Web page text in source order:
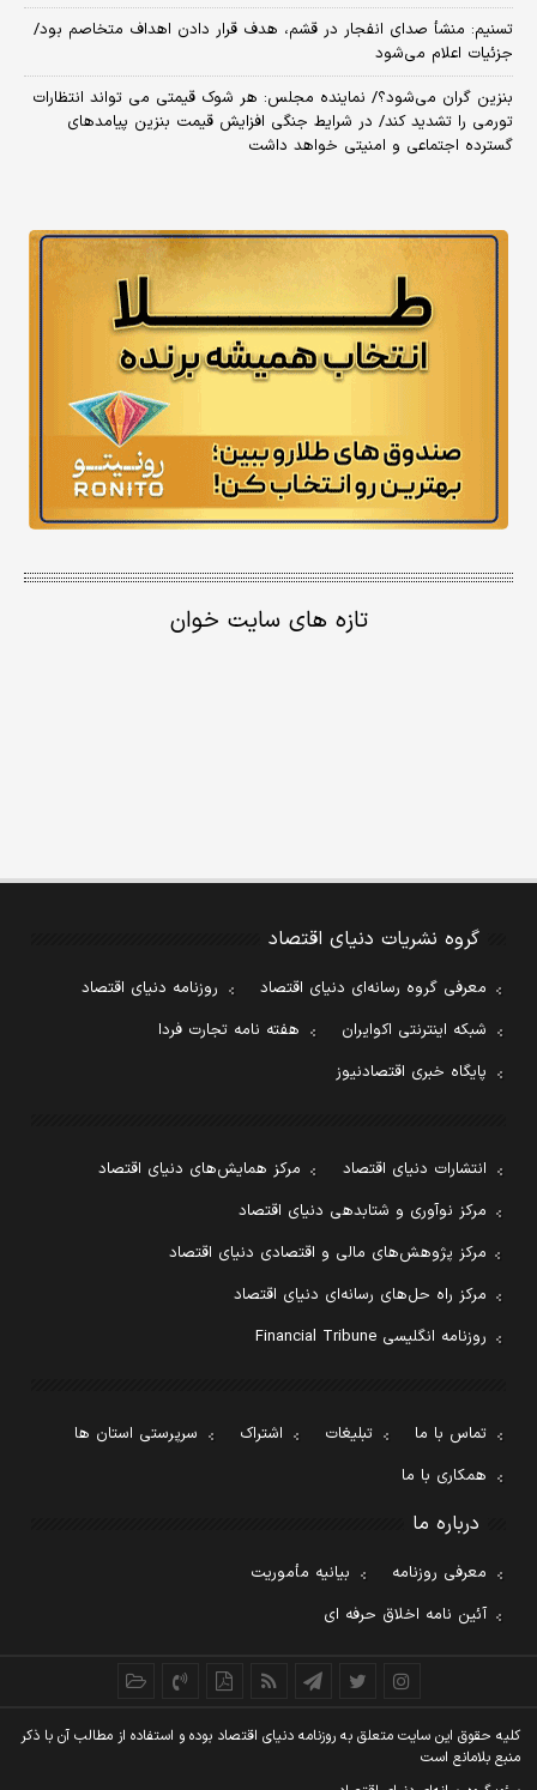
تسنیم: منشأ صدای انفجار در قشم، هدف قرار دادن اهداف متخاصم بود/
جزئیات اعلام می‌شود
بنزین گران می‌شود؟/ نماینده مجلس: هر شوک قیمتی می تواند انتظارات
تورمی را تشدید کند/ در شرایط جنگی افزایش قیمت بنزین پیامدهای
گسترده اجتماعی و امنیتی خواهد داشت
تازه های سایت خوان
گروه نشریات دنیای اقتصاد
معرفی گروه رسانه‌ای دنیای اقتصاد
روزنامه دنیای اقتصاد
شبکه اینترنتی اکوایران
هفته نامه تجارت فردا
پایگاه خبری اقتصادنیوز
انتشارات دنیای اقتصاد
مرکز همایش‌های دنیای اقتصاد
مرکز نوآوری و شتابدهی دنیای اقتصاد
مرکز پژوهش‌های مالی و اقتصادی دنیای اقتصاد
مرکز راه حل‌های رسانه‌ای دنیای اقتصاد
روزنامه انگلیسی Financial Tribune
تماس با ما تبلیغات اشتراک
سرپرستی استان ها
همکاری با ما
درباره ما
معرفی روزنامه
بیانیه مأموریت
آئین نامه اخلاق حرفه ای
کليه حقوق اين سايت متعلق به روزنامه دنيای اقتصاد بوده و استفاده از مطالب آن با ذکر
منبع بلامانع است